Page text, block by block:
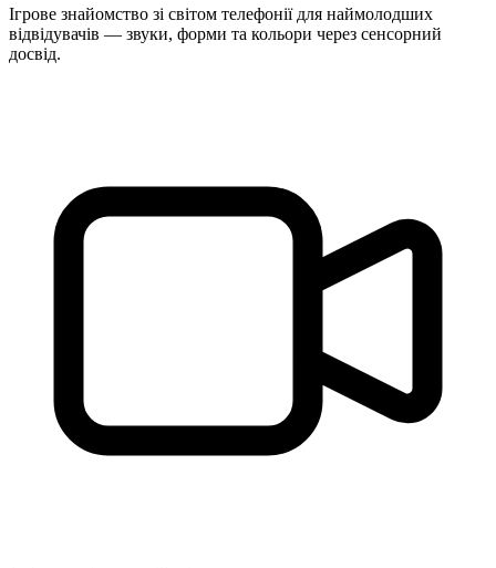
Ігрове знайомство зі світом телефонії для наймолодших
відвідувачів — звуки, форми та кольори через сенсорний
досвід.